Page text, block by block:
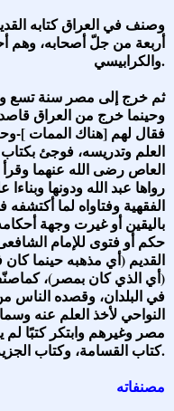
وصنف في العراق كتابه
أربعة من جلّ أصحابه، وهم
والكرابيسي.
ثم خرج إلى مصر سنة تسع
وحينما خرج من العراق
فقال لهم [هناك الممات
العلم وتدريسه، فوجئ
العاص رضى الله عنهما وقرأ
رواها عبد الله ودونها
الفقهية وفتاواه لما
باليقين أو غيرت وجهة
حكم أو فتوى للإمام
القديم (أي مذهبه حينما
(أي الذي كان بمصر)،
في البلدان، وقصده الناس
النواحي لأخذ العلم عنه
مصر وغيرهم وابتكر كتبًا لم
كتاب القسامة، وكتاب الجزية، وقتال أهل البغي وغيرها.
مصنفاته